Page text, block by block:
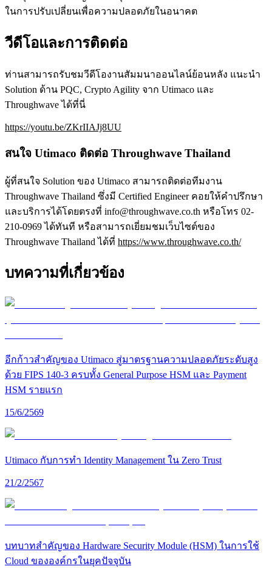
ในการปรับเปลี่ยนเพื่อความปลอดภัยในอนาคต
วีดีโอและการติดต่อ
ท่านสามารถรับชมวีดีโองานสัมมนาออนไลน์ย้อนหลัง แนะนำ
Solution ด้าน PQC, Crypto Agility จาก Utimaco และ
Throughwave ได้ที่นี่
https://youtu.be/ZKrIIAJj8UU
สนใจ Utimaco ติดต่อ Throughwave Thailand
ผู้ที่สนใจ Solution ของ Utimaco สามารถติดต่อทีมงาน
Throughwave Thailand ซึ่งมี Certified Engineer คอยให้คำปรึกษา
และบริการได้โดยตรงที่ info@throughwave.co.th หรือโทร 02-
210-0969 ได้ทันที หรือสามารถเยี่ยมชมเว็บไซต์ของ
Throughwave Thailand ได้ที่ https://www.throughwave.co.th/
บทความที่เกี่ยวข้อง
อีกก้าวสำคัญของ Utimaco สู่มาตรฐานความปลอดภัยระดับสูง
ด้วย FIPS 140-3 ครบทั้ง General Purpose HSM และ Payment
HSM รายแรก
15/6/2569
Utimaco กับการทำ Identity Management ใน Zero Trust
21/2/2567
บทบาทสำคัญของ Hardware Security Module (HSM) ในการใช้
Cloud ขององค์กรในยุคปัจจุบัน